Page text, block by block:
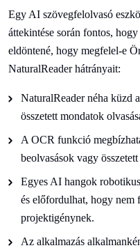
Egy AI szövegfelolvasó
áttekintése során fontos,
eldöntené, hogy megfelel-e
NaturalReader hátrányait:
NaturalReader néha küzd
összetett mondatok
A OCR funkció
beolvasások vagy
Egyes AI hangok
és előfordulhat, hogy nem
projektigénynek.
Az alkalmazás